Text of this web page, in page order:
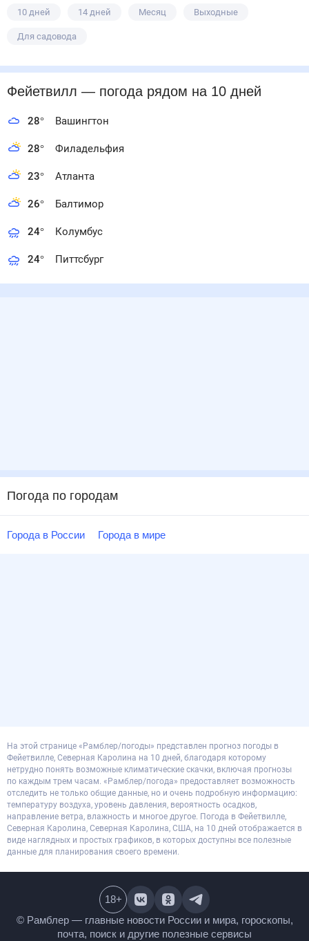
10 дней 14 дней Месяц Выходные
Для садовода
Фейетвилл — погода рядомна 10 дней
28° Вашингтон
28° Филадельфия
23° Атланта
26° Балтимор
24° Колумбус
24° Питтсбург
Погода по городам
Города в России Города в мире
На этой странице «Рамблер/погоды» представлен прогноз погоды в
Фейетвилле, Северная Каролина на 10 дней, благодаря которому
нетрудно понять возможные климатические скачки, включая прогнозы
по каждым трем часам. «Рамблер/погода» предоставляет возможность
отследить не только общие данные, но и очень подробную информацию:
температуру воздуха, уровень давления, вероятность осадков,
направление ветра, влажность и многое другое. Погода в Фейетвилле,
Северная Каролина, Северная Каролина, США, на 10 дней отображается в
виде наглядных и простых графиков, в которых доступны все полезные
данные для планирования своего времени.
© Рамблер — главные новости России и мира,
гороскопы, почта, поиск и другие полезные сервисы
18+